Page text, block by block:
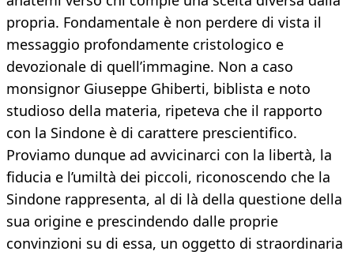
propria. Fondamentale è non perdere di vista il
messaggio profondamente cristologico e
devozionale di quell’immagine. Non a caso
monsignor Giuseppe Ghiberti, biblista e noto
studioso della materia, ripeteva che il rapporto
con la Sindone è di carattere prescientifico.
Proviamo dunque ad avvicinarci con la libertà, la
fiducia e l’umiltà dei piccoli, riconoscendo che la
Sindone rappresenta, al di là della questione della
sua origine e prescindendo dalle proprie
convinzioni su di essa, un oggetto di straordinaria